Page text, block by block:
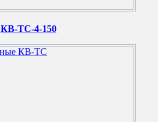
КВ-ТС-4-150